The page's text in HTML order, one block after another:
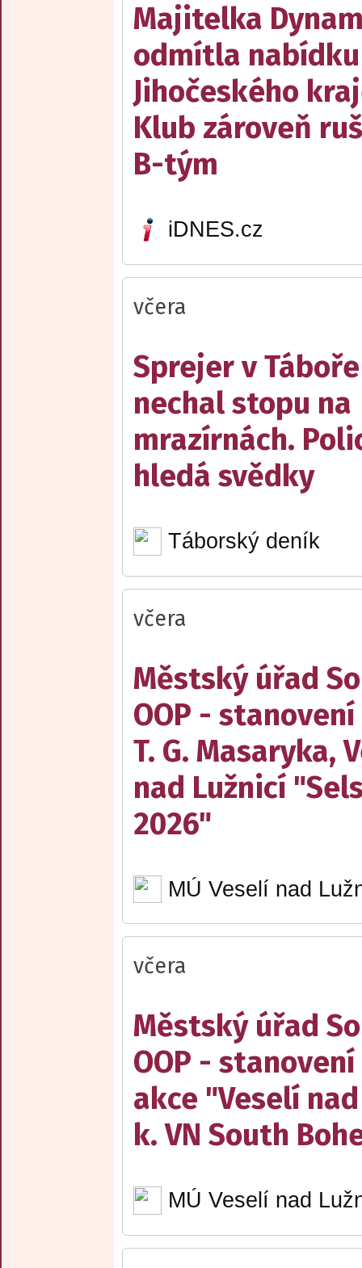
Majitelka
odmítla nabídku
Jihočeského
Klub zároveň
B-tým
iDNES.cz
včera
Sprejer v Táboře
nechal stopu na
mrazírnách.
hledá svědky
Táborský deník
včera
Městský úřad
OOP -
T. G. Masaryka,
nad Lužnicí
2026"
MÚ Veselí nad
včera
Městský úřad
OOP -
akce "Veselí
k. VN South
MÚ Veselí nad